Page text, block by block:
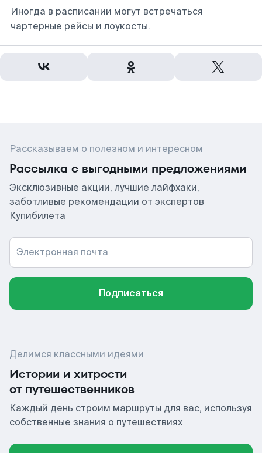
Иногда в расписании могут встречаться
чартерные рейсы и лоукосты.
Рассказываем о полезном и интересном
Рассылка с выгодными предложениями
Эксклюзивные акции, лучшие лайфхаки,
заботливые рекомендации от экспертов
Купибилета
Электронная почта
Подписаться
Делимся классными идеями
Истории и хитрости
от путешественников
Каждый день строим маршруты для вас, используя
собственные знания о путешествиях